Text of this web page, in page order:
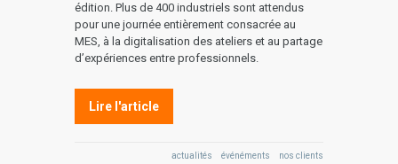
édition. Plus de 400 industriels sont attendus
pour une journée entièrement consacrée au
MES, à la digitalisation des ateliers et au partage
d’expériences entre professionnels.
Lire l'article
actualités événéments nos clients